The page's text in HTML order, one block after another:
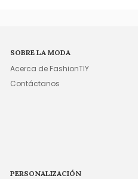
SOBRE LA MODA
Acerca de FashionTIY
Contáctanos
PERSONALIZACIÓN